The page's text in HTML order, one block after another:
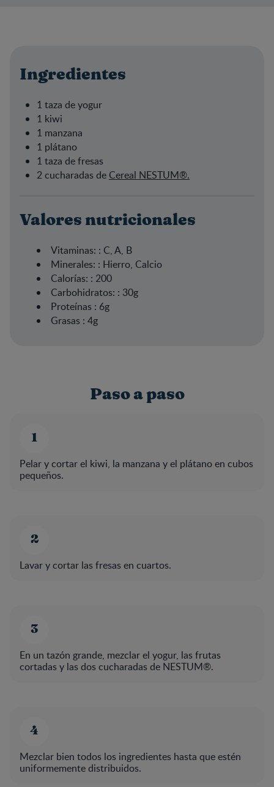
Ingredientes
1 taza de yogur
1 kiwi
1 manzana
1 plátano
1 taza de fresas
2 cucharadas de Cereal NESTUM®.
Valores nutricionales
Vitaminas: : C, A, B
Minerales: : Hierro, Calcio
Calorías: : 200
Carbohidratos: : 30g
Proteínas : 6g
Grasas : 4g
Paso a paso
Pelar y cortar el kiwi, la manzana y el plátano en cubos
pequeños.
Lavar y cortar las fresas en cuartos.
En un tazón grande, mezclar el yogur, las frutas
cortadas y las dos cucharadas de NESTUM®.
Mezclar bien todos los ingredientes hasta que estén
uniformemente distribuidos.